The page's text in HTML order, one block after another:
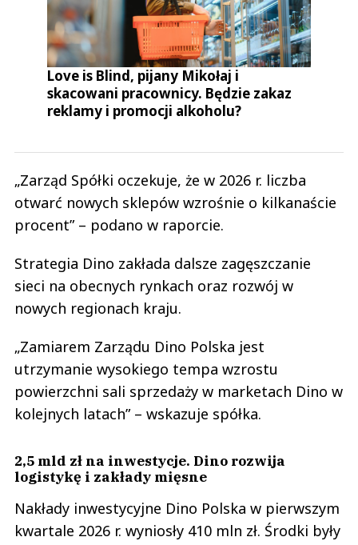
Love is Blind, pijany Mikołaj i
skacowani pracownicy. Będzie zakaz
reklamy i promocji alkoholu?
„Zarząd Spółki oczekuje, że w 2026 r. liczba
otwarć nowych sklepów wzrośnie o kilkanaście
procent” – podano w raporcie.
Strategia Dino zakłada dalsze zagęszczanie
sieci na obecnych rynkach oraz rozwój w
nowych regionach kraju.
„Zamiarem Zarządu Dino Polska jest
utrzymanie wysokiego tempa wzrostu
powierzchni sali sprzedaży w marketach Dino w
kolejnych latach” – wskazuje spółka.
2,5 mld zł na inwestycje. Dino rozwija
logistykę i zakłady mięsne
Nakłady inwestycyjne Dino Polska w pierwszym
kwartale 2026 r. wyniosły 410 mln zł. Środki były